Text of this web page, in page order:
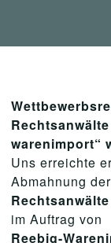
warenimport“
Uns erreichte
Abmahnung der
im Auftrag von
Reebig-